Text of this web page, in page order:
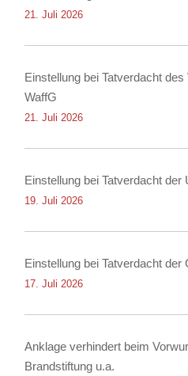
21. Juli 2026
Einstellung bei Tatverdacht
WaffG
21. Juli 2026
Einstellung bei Tatverdacht der
19. Juli 2026
Einstellung bei Tatverdacht der
17. Juli 2026
Anklage verhindert beim
Brandstiftung u.a.